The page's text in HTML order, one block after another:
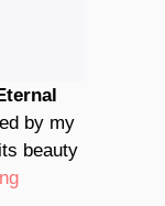
by my
beauty